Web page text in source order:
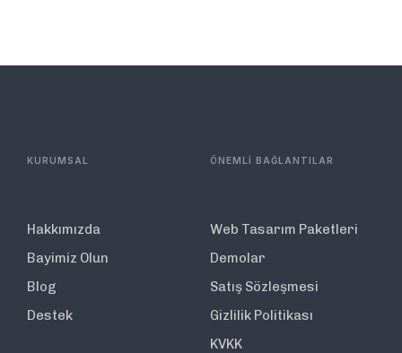
KURUMSAL
Hakkımızda
Bayimiz Olun
Blog
Destek
ÖNEMLİ BAĞLANTILAR
Web Tasarım Paketleri
Demolar
Satış Sözleşmesi
Gizlilik Politikası
KVKK